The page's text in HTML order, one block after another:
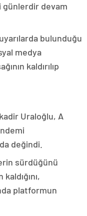
günlerdir devam
uyarılarda bulunduğu
medya
kaldırılıp
Uraloğlu, A
değindi.
sürdüğünü
platformun